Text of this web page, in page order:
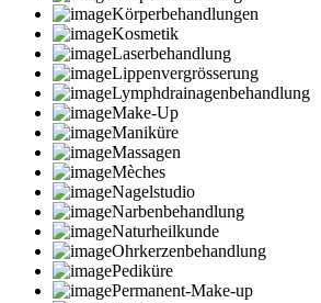
Körperbehandlungen
Kosmetik
Laserbehandlung
Lippenvergrösserung
Lymphdrainagenbehandlung
Make-Up
Maniküre
Massagen
Mèches
Nagelstudio
Narbenbehandlung
Naturheilkunde
Ohrkerzenbehandlung
Pediküre
Permanent-Make-up